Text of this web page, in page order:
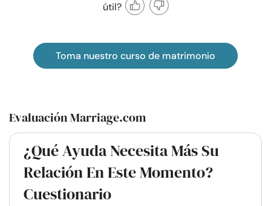
útil?
Toma nuestro curso de matrimonio
Evaluación Marriage.com
¿Qué Ayuda Necesita Más Su
Relación En Este Momento?
Cuestionario